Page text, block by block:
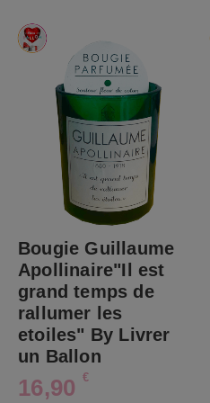
Bougie Guillaume
Apollinaire"Il est
grand temps de
rallumer les
etoiles" By Livrer
un Ballon
16,90 €